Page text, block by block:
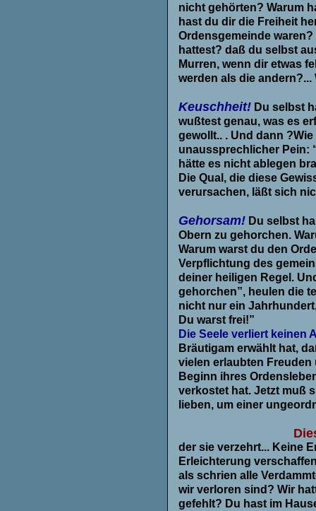
nicht gehörten? Warum
hast du dir die Freiheit
Ordensgemeinde
hattest? daß du selbst
Murren, wenn dir etwas
werden als die andern?...
Keuschheit! Du selbst
wußtest genau, was es
gewollt.. . Und dann
unaussprechlicher Pein:
hätte es nicht ablegen
Die Qual, die diese
verursachen, läßt sich
Gehorsam! Du selbst
Obern zu gehorchen.
Warum warst du den
Verpflichtung des
deiner heiligen Regel.
gehorchen”, heulen die
nicht nur ein
Du warst frei!”
Die Seele verliert keinen
Bräutigam erwählt hat,
vielen erlaubten Freuden
Beginn ihres
verkostet hat. Jetzt muß
lieben, um einer
der sie verzehrt... Keine
Erleichterung
als schrien alle
wir verloren sind? Wir
gefehlt? Du hast im